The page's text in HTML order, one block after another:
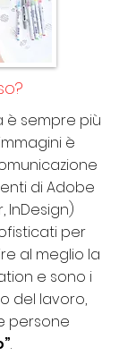
è sempre più
è
di Adobe
InDesign)
per
al meglio la
e sono i
del lavoro,
persone
.